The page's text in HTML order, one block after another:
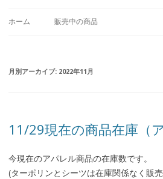
ホーム 販売中の商品
月別アーカイブ: 2022年11月
11/29現在の商品在庫（
今現在のアパレル商品の在庫数です。
(ターポリンとシーツは在庫関係なく販売